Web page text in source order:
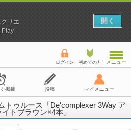
ログイン 初めての方 メニュー
ぐ掲載 投稿 マイメニュー
トゥルース「De'complexer 3Way ア
トブラウン×4本」
クリエ
Play
開く